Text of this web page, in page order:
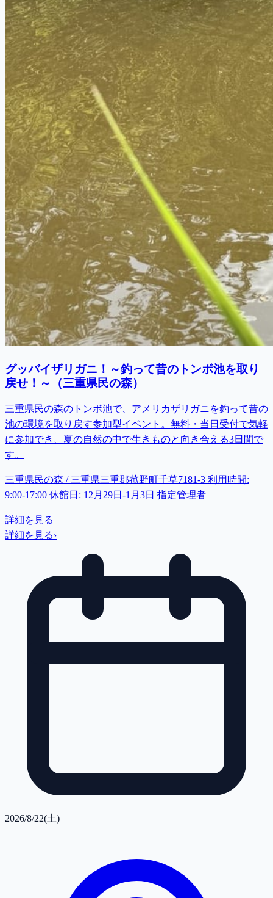
グッバイザリガニ！～釣って昔のトンボ池を取り
戻せ！～（三重県民の森）
三重県民の森のトンボ池で、アメリカザリガニを釣って昔の
池の環境を取り戻す参加型イベント。無料・当日受付で気軽
に参加でき、夏の自然の中で生きものと向き合える3日間で
す。
三重県民の森 / 三重県三重郡菰野町千草7181-3 利用時間:
9:00-17:00 休館日: 12月29日-1月3日 指定管理者
詳細を見る
詳細を見る›
2026/8/22(土)